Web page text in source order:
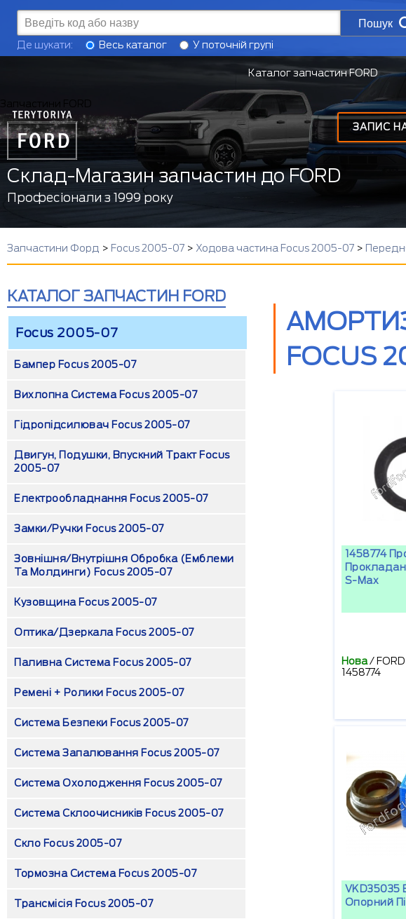
ЗАПИС
Пошук
Де шукати: Весь каталог У поточній групі
Каталог запчастин FORD
Склад-Магазин запчастин до FORD
Професіонали з 1999 року
Запчастини Форд > Focus 2005-07 > Ходова частина Focus 2005-07 >
КАТАЛОГ ЗАПЧАСТИН FORD
Focus 2005-07
Бампер Focus 2005-07
Вихлопна Система Focus 2005-07
Гідропідсилювач Focus 2005-07
Двигун, Подушки, Впускний Тракт Focus
2005-07
Електрообладнання Focus 2005-07
Замки/Ручки Focus 2005-07
Зовнішня/внутрішня Обробка (емблеми
Та Молдинги) Focus 2005-07
Кузовщина Focus 2005-07
Оптика/дзеркала Focus 2005-07
Паливна Система Focus 2005-07
Ремені + Ролики Focus 2005-07
Система Безпеки Focus 2005-07
Система Запалювання Focus 2005-07
Система Охолодження Focus 2005-07
Система Склоочисників Focus 2005-07
Скло Focus 2005-07
Тормозна Система Focus 2005-07
Трансмісія Focus 2005-07
FOCUS
1458774
S-Max
Нова/ FORD
1458774
VKD35035
Опорний